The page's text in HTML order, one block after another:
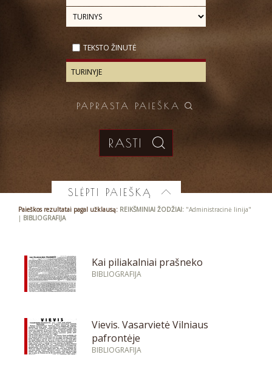
TEKSTO ŽINUTĖ
PAPRASTA PAIEŠKA
SLĖPTI PAIEŠKĄ
Paieškos rezultatai pagal užklausą: REIKŠMINIAI ŽODŽIAI: "Administracinė linija"
| BIBLIOGRAFIJA
Kai piliakalniai prašneko
BIBLIOGRAFIJA
Vievis. Vasarvietė Vilniaus
pafrontėje
BIBLIOGRAFIJA